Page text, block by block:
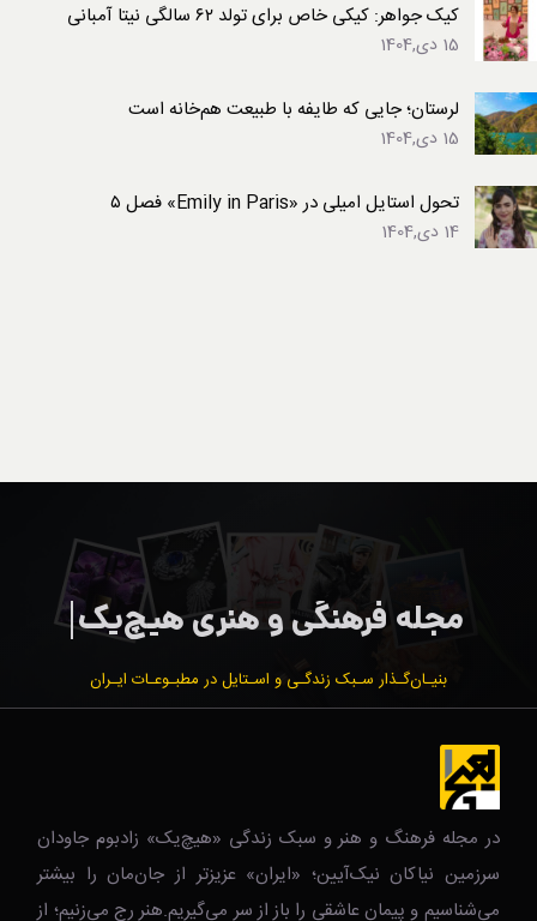
کیک جواهر: کیکی خاص برای تولد ۶۲ سالگی نیتا آمبانی
15 دی,1404
لرستان؛ جایی که طایفه با طبیعت هم‌خانه است
15 دی,1404
تحول استایل امیلی در «Emily in Paris» فصل ۵
14 دی,1404
بنیـان‌گـذار سـبک زندگـی و اسـتایل در مطبـوعـات ایـران
در مجله فرهنگ و هنر و سبک زندگی‌ «هیچ‌یک» زادبوم جاودان
سرزمین نیاکان نیک‌‌‌آیین؛ «ایران» عزیزتر از جان‌مان را بیشتر
می‌شناسیم و پیمان عاشقی را باز از سر می‌گیریم.هنر رج می‌زنیم؛ از